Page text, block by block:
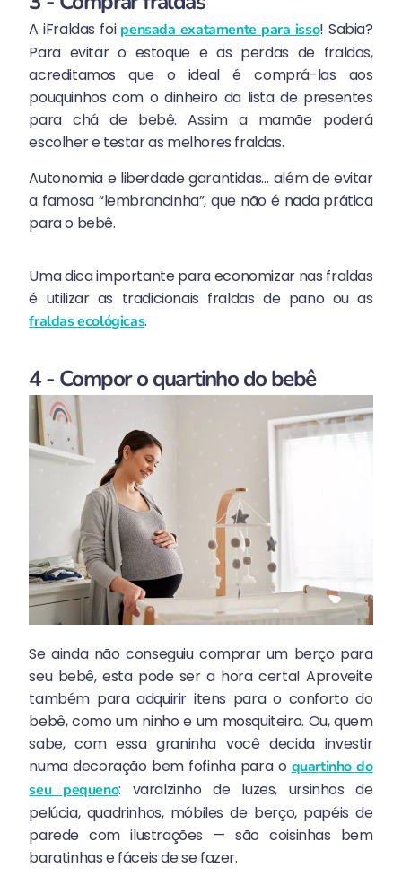
A iFraldas foi pensada exatamente para isso! Sabia?
Para evitar o estoque e as perdas de fraldas,
acreditamos que o ideal é comprá-las aos
pouquinhos com o dinheiro da lista de presentes
para chá de bebê. Assim a mamãe poderá
escolher e testar as melhores fraldas.
Autonomia e liberdade garantidas… além de evitar
a famosa “lembrancinha”, que não é nada prática
para o bebê.
Uma dica importante para economizar nas fraldas
é utilizar as tradicionais fraldas de pano ou as
fraldas ecológicas.
4 - Compor o quartinho do bebê
Se ainda não conseguiu comprar um berço para
seu bebê, esta pode ser a hora certa! Aproveite
também para adquirir itens para o conforto do
bebê, como um ninho e um mosquiteiro. Ou, quem
sabe, com essa graninha você decida investir
numa decoração bem fofinha para o quartinho do
seu pequeno: varalzinho de luzes, ursinhos de
pelúcia, quadrinhos, móbiles de berço, papéis de
parede com ilustrações — são coisinhas bem
baratinhas e fáceis de se fazer.